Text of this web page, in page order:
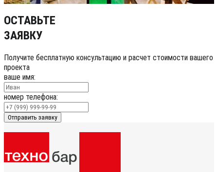
ОСТАВЬТЕ
ЗАЯВКУ
Получите бесплатную консультацию и расчет стоимости вашего
проекта
ваше имя:
номер телефона:
Отправить заявку